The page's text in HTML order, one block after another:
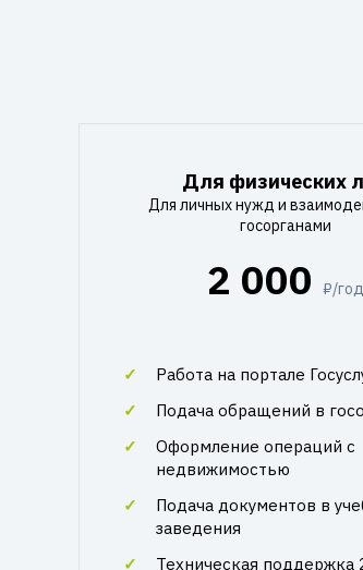
Для физических
Для личных нужд и
госорганами
2 000 ₽/год
Работа на портале
Подача обращений в
Оформление операций с
недвижимостью
Подача документов в
заведения
Техническая поддержка